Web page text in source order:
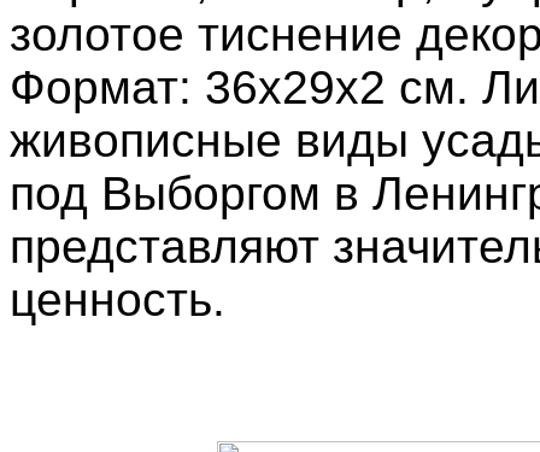
золотое тиснение
Формат: 36х29х2 см.
живописные виды
под Выборгом в
представляют
ценность.